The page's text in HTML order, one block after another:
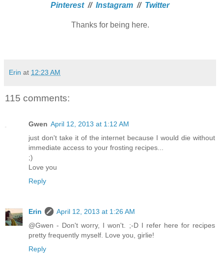
Pinterest// Instagram // Twitter
Thanks for being here.
Erin at 12:23 AM
115 comments:
Gwen April 12, 2013 at 1:12 AM
just don't take it of the internet because I would die without
immediate access to your frosting recipes...
;)
Love you
Reply
Erin
April 12, 2013 at 1:26 AM
@Gwen - Don't worry, I won't. ;-D I refer here for recipes
pretty frequently myself. Love you, girlie!
Reply